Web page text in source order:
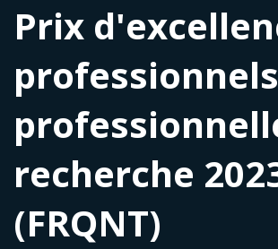
Prix
recherche
(FRQNT)